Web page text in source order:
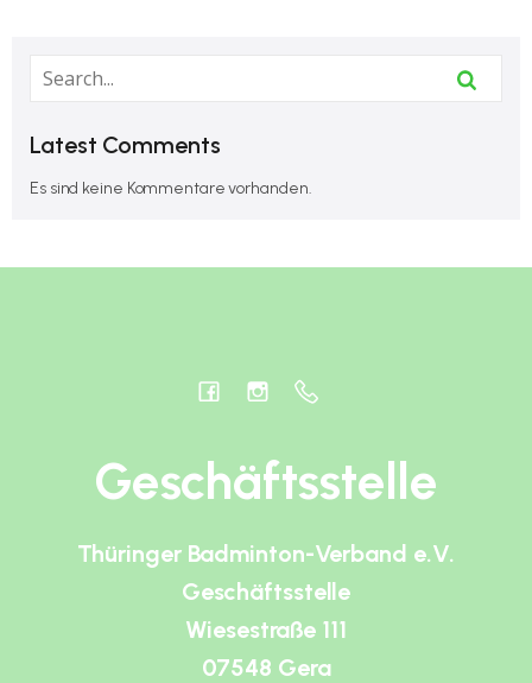
Latest Comments
Es sind keine Kommentare vorhanden.
Geschäftsstelle
Thüringer Badminton-Verband e.V.
Geschäftsstelle
Wiesestraße 111
07548 Gera